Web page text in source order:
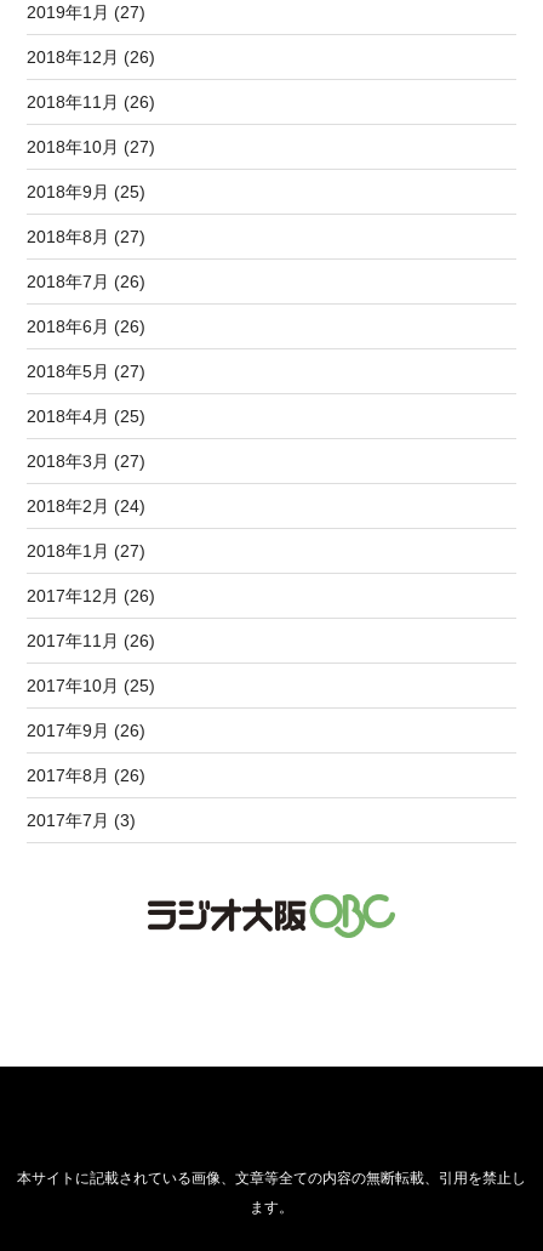
2019年1月 (27)
2018年12月 (26)
2018年11月 (26)
2018年10月 (27)
2018年9月 (25)
2018年8月 (27)
2018年7月 (26)
2018年6月 (26)
2018年5月 (27)
2018年4月 (25)
2018年3月 (27)
2018年2月 (24)
2018年1月 (27)
2017年12月 (26)
2017年11月 (26)
2017年10月 (25)
2017年9月 (26)
2017年8月 (26)
2017年7月 (3)
本サイトに記載されている画像、文章等全ての内容の無断転載、引用を禁止し
ます。